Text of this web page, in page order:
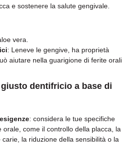
e sostenere la salute gengivale.
vera.
: Leneve le gengive, ha proprietà
aiutare nella guarigione di ferite orali
dentifricio a base di
: considera le tue specifiche
orale, come il controllo della placca, la
la riduzione della sensibilità o la